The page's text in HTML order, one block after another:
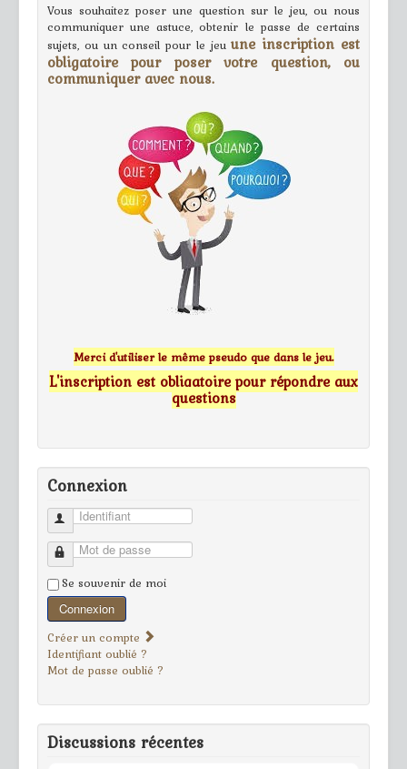
Vous souhaitez poser une question sur le jeu, ou nous
communiquer une astuce, obtenir le passe de certains
sujets, ou un conseil pour le jeuune inscription est
obligatoire pour poser votre question, ou
communiquer avec nous.
Merci d'utiliser le même pseudo que dans le jeu.
L'inscription est obligatoire pour répondre aux
questions
Connexion
Identifiant
Mot de passe
Se souvenir de moi
Connexion
Créer un compte
Identifiant oublié ?
Mot de passe oublié ?
Discussions récentes